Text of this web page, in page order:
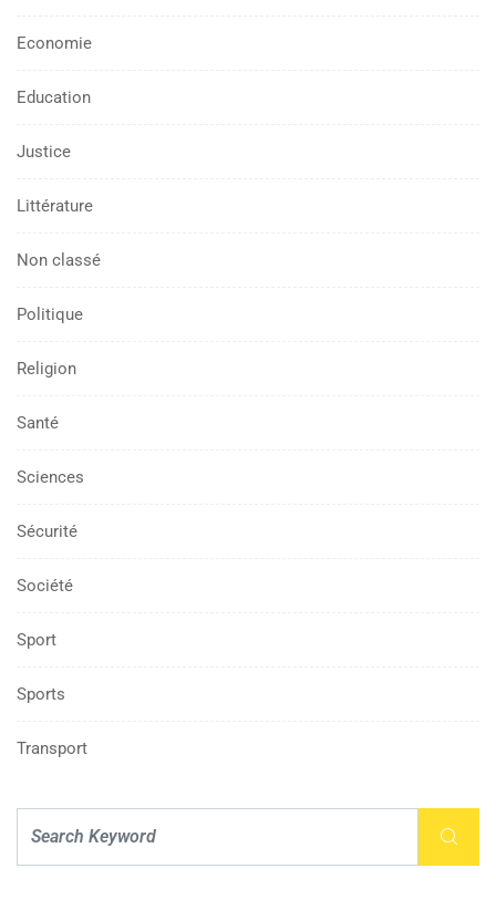
Economie
Education
Justice
Littérature
Non classé
Politique
Religion
Santé
Sciences
Sécurité
Société
Sport
Sports
Transport